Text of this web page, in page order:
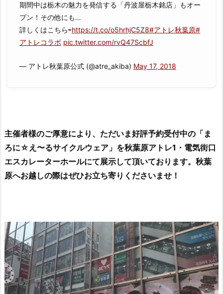
期間中は栃木の魅力を発信する「丹波屋栃木銘店」もオー
プン！その他にも…
詳しくはこちら⇨https://t.co/o5hrhjC5Z8#アトレ秋葉原#
アトレコラボ pic.twitter.com/rvQ47ScbfJ
— アトレ秋葉原公式 (@atre_akiba) May 17, 2018
主催者様のご厚意により、ただいま好評予約受付中の「ま
ろに☆え〜るサイクルウェア」を秋葉原アトレ1・電気街口
エスカレーターホールにて展示して頂いております。秋葉
原へお越しの際はぜひお立ち寄りくださいませ！